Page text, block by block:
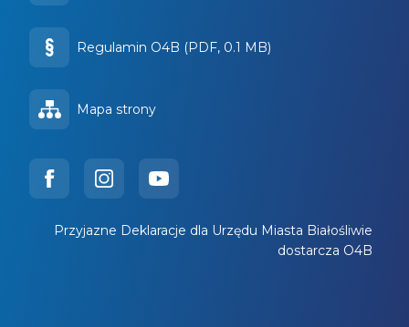
Regulamin O4B (PDF, 0.1 MB)
Mapa strony
Przyjazne Deklaracje dla Urzędu Miasta Białośliwie
dostarcza O4B